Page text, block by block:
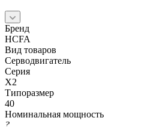
Бренд
HCFA
Вид товаров
Серводвигатель
Серия
X2
Типоразмер
40
Номинальная мощность
?